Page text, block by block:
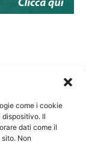
come i cookie
Il
dati come il
Non
Biologi: